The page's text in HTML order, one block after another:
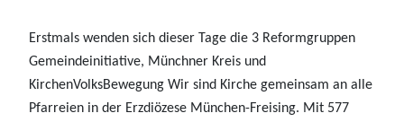
Erstmals wenden sich dieser Tage die 3 Reformgruppen
Gemeindeinitiative, Münchner Kreis und
KirchenVolksBewegung Wir sind Kirche gemeinsam an alle
Pfarreien in der Erzdiözese München-Freising. Mit 577